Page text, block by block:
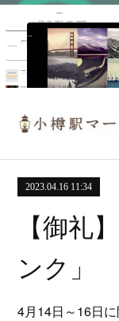
2023.04.16 11:34
【御礼
ンク」
4月14日～16日に